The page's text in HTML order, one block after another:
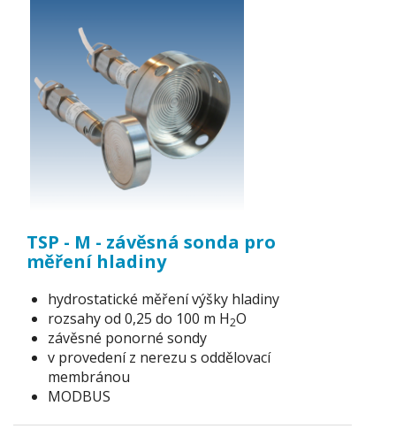
TSP - M - závěsná sonda pro
měření hladiny
hydrostatické měření výšky hladiny
rozsahy od 0,25 do 100 m H2O
závěsné ponorné sondy
v provedení z nerezu s oddělovací
membránou
MODBUS